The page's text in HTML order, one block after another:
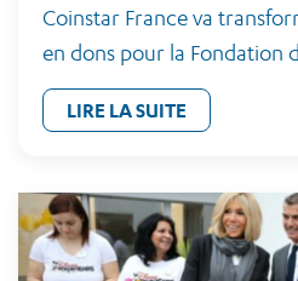
Coinstar France va
en dons pour la Fondation
LIRE LA SUITE